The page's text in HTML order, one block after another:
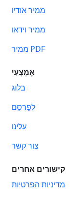
ממיר אודיו
ממיר וידאו
ממיר PDF
אֶמְצָעִי
בלוג
לְפַרְסֵם
עלינו
צור קשר
קישורים אחרים
מדיניות הפרטיות